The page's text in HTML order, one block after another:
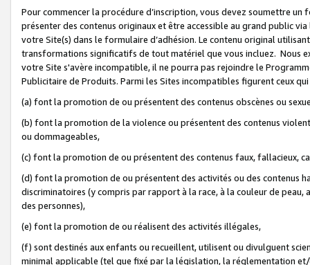
Pour commencer la procédure d’inscription, vous devez soumettre
présenter des contenus originaux et être accessible au grand public
votre Site(s) dans le formulaire d’adhésion. Le contenu original
transformations significatifs de tout matériel que vous incluez. Nous
votre Site s'avère incompatible, il ne pourra pas rejoindre le
Publicitaire de Produits. Parmi les Sites incompatibles figurent ceux
(a) font la promotion de ou présentent des contenus obscènes ou
(b) font la promotion de la violence ou présentent des contenus
ou dommageables,
(c) font la promotion de ou présentent des contenus faux, fallacieux,
(d) font la promotion de ou présentent des activités ou des contenus
discriminatoires (y compris par rapport à la race, à la couleur de
des personnes),
(e) font la promotion de ou réalisent des activités illégales,
(f) sont destinés aux enfants ou recueillent, utilisent ou divulguent
minimal applicable (tel que fixé par la législation, la réglementation